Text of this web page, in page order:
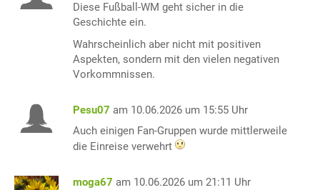
Diese Fußball-WM geht sicher in die
Geschichte ein.
Wahrscheinlich aber nicht mit positiven
Aspekten, sondern mit den vielen negativen
Vorkommnissen.
Pesu07 am 10.06.2026 um 15:55 Uhr
Auch einigen Fan-Gruppen wurde mittlerweile
die Einreise verwehrt
moga67 am 10.06.2026 um 21:11 Uhr